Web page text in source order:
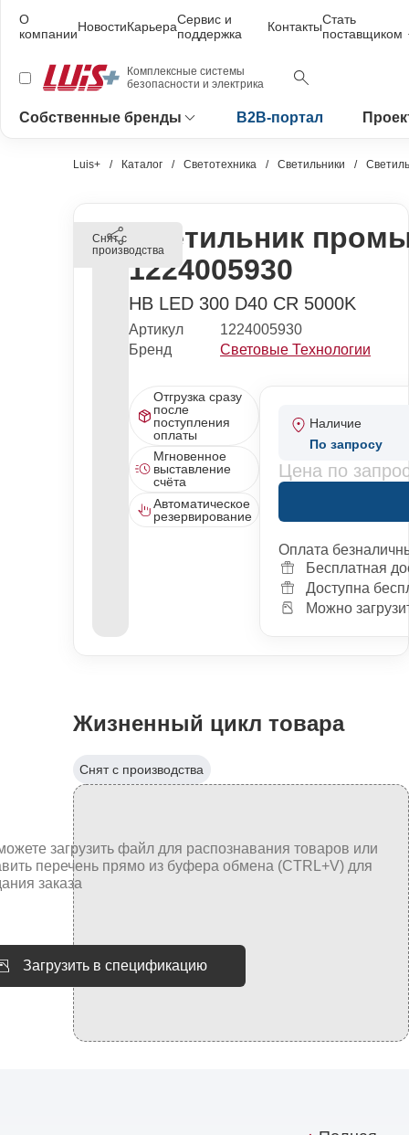
О
компанииНовостиКарьераСервис и
поддержка
КонтактыСтать
поставщиком
Комплексные системы
безопасности и электрика
Собственные бренды B2B-портал
Luis+ Каталог Светотехника Светильники
Снят с
производстваСветильник
1224005930
HB LED 300 D40 CR 5000K
Артикул
1224005930
Бренд
Световые Технологии
Отгрузка сразу
после
поступления
оплаты
Мгновенное
выставление
счёта
Автоматическое
резервирование
Наличие
По запросу
Цена по
Оплата
Бесплатная
Доступна
Можно
Жизненный цикл товара
Снят с производства
Загрузить в спецификацию